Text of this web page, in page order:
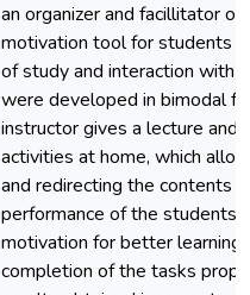
an organizer and facillitator
motivation tool for students
of study and interaction with
were developed in bimodal
instructor gives a lecture
activities at home, which
and redirecting the contents
performance of the students
motivation for better
completion of the tasks